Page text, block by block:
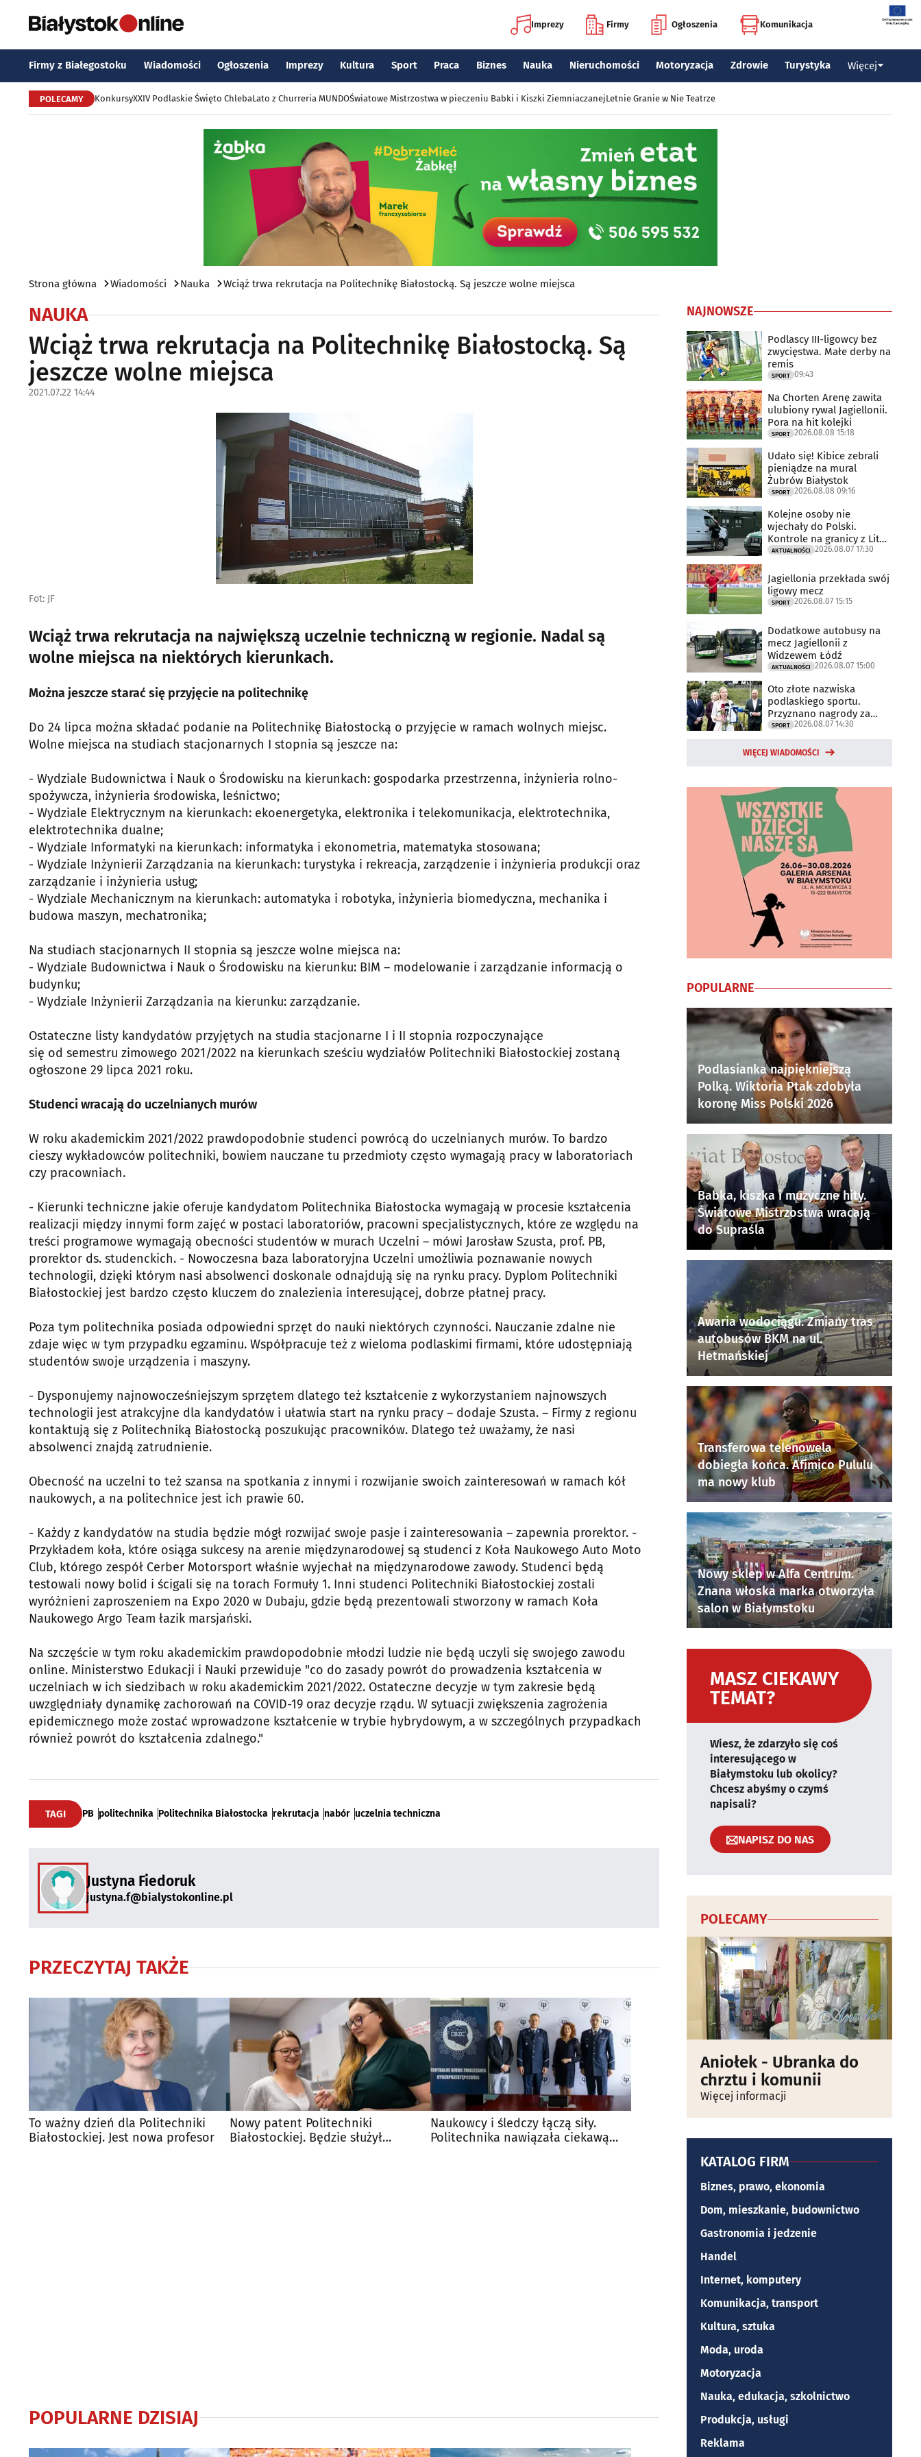
Imprezy Firmy Ogłoszenia Komunikacja
Firmy z Białegostoku Wiadomości Ogłoszenia Imprezy Kultura Sport Praca Biznes Nauka Nieruchomości Motoryzacja Zdrowie Turystyka Więcej
POLECAMY KonkursyXXIV Podlaskie Święto ChlebaLato z Churreria MUNDOŚwiatowe Mistrzostwa w pieczeniu Babki i Kiszki ZiemniaczanejLetnie Granie w Nie Teatrze
Strona główna Wiadomości Nauka Wciąż trwa rekrutacja na Politechnikę Białostocką. Są jeszcze wolne miejsca
NAUKA
Wciąż trwa rekrutacja na Politechnikę Białostocką. Są
jeszcze wolne miejsca
2021.07.22 14:44
Fot: JF
Wciąż trwa rekrutacja na największą uczelnie techniczną w regionie. Nadal są
wolne miejsca na niektórych kierunkach.
Można jeszcze starać się przyjęcie na politechnikę
Do 24 lipca można składać podanie na Politechnikę Białostocką o przyjęcie w ramach wolnych miejsc.
Wolne miejsca na studiach stacjonarnych I stopnia są jeszcze na:
- Wydziale Budownictwa i Nauk o Środowisku na kierunkach: gospodarka przestrzenna, inżynieria rolno-
spożywcza, inżynieria środowiska, leśnictwo;
- Wydziale Elektrycznym na kierunkach: ekoenergetyka, elektronika i telekomunikacja, elektrotechnika,
elektrotechnika dualne;
- Wydziale Informatyki na kierunkach: informatyka i ekonometria, matematyka stosowana;
- Wydziale Inżynierii Zarządzania na kierunkach: turystyka i rekreacja, zarządzenie i inżynieria produkcji oraz
zarządzanie i inżynieria usług;
- Wydziale Mechanicznym na kierunkach: automatyka i robotyka, inżynieria biomedyczna, mechanika i
budowa maszyn, mechatronika;
Na studiach stacjonarnych II stopnia są jeszcze wolne miejsca na:
- Wydziale Budownictwa i Nauk o Środowisku na kierunku: BIM – modelowanie i zarządzanie informacją o
budynku;
- Wydziale Inżynierii Zarządzania na kierunku: zarządzanie.
Ostateczne listy kandydatów przyjętych na studia stacjonarne I i II stopnia rozpoczynające
się od semestru zimowego 2021/2022 na kierunkach sześciu wydziałów Politechniki Białostockiej zostaną
ogłoszone 29 lipca 2021 roku.
Studenci wracają do uczelnianych murów
W roku akademickim 2021/2022 prawdopodobnie studenci powrócą do uczelnianych murów. To bardzo
cieszy wykładowców politechniki, bowiem nauczane tu przedmioty często wymagają pracy w laboratoriach
czy pracowniach.
- Kierunki techniczne jakie oferuje kandydatom Politechnika Białostocka wymagają w procesie kształcenia
realizacji między innymi form zajęć w postaci laboratoriów, pracowni specjalistycznych, które ze względu na
treści programowe wymagają obecności studentów w murach Uczelni – mówi Jarosław Szusta, prof. PB,
prorektor ds. studenckich. - Nowoczesna baza laboratoryjna Uczelni umożliwia poznawanie nowych
technologii, dzięki którym nasi absolwenci doskonale odnajdują się na rynku pracy. Dyplom Politechniki
Białostockiej jest bardzo często kluczem do znalezienia interesującej, dobrze płatnej pracy.
Poza tym politechnika posiada odpowiedni sprzęt do nauki niektórych czynności. Nauczanie zdalne nie
zdaje więc w tym przypadku egzaminu. Współpracuje też z wieloma podlaskimi firmami, które udostępniają
studentów swoje urządzenia i maszyny.
- Dysponujemy najnowocześniejszym sprzętem dlatego też kształcenie z wykorzystaniem najnowszych
technologii jest atrakcyjne dla kandydatów i ułatwia start na rynku pracy – dodaje Szusta. – Firmy z regionu
kontaktują się z Politechniką Białostocką poszukując pracowników. Dlatego też uważamy, że nasi
absolwenci znajdą zatrudnienie.
Obecność na uczelni to też szansa na spotkania z innymi i rozwijanie swoich zainteresowań w ramach kół
naukowych, a na politechnice jest ich prawie 60.
- Każdy z kandydatów na studia będzie mógł rozwijać swoje pasje i zainteresowania – zapewnia prorektor. -
Przykładem koła, które osiąga sukcesy na arenie międzynarodowej są studenci z Koła Naukowego Auto Moto
Club, którego zespół Cerber Motorsport właśnie wyjechał na międzynarodowe zawody. Studenci będą
testowali nowy bolid i ścigali się na torach Formuły 1. Inni studenci Politechniki Białostockiej zostali
wyróżnieni zaproszeniem na Expo 2020 w Dubaju, gdzie będą prezentowali stworzony w ramach Koła
Naukowego Argo Team łazik marsjański.
Na szczęście w tym roku akademickim prawdopodobnie młodzi ludzie nie będą uczyli się swojego zawodu
online. Ministerstwo Edukacji i Nauki przewiduje "co do zasady powrót do prowadzenia kształcenia w
uczelniach w ich siedzibach w roku akademickim 2021/2022. Ostateczne decyzje w tym zakresie będą
uwzględniały dynamikę zachorowań na COVID-19 oraz decyzje rządu. W sytuacji zwiększenia zagrożenia
epidemicznego może zostać wprowadzone kształcenie w trybie hybrydowym, a w szczególnych przypadkach
również powrót do kształcenia zdalnego."
TAGI PB politechnika Politechnika Białostocka rekrutacja nabór uczelnia techniczna
Justyna Fiedoruk
justyna.f@bialystokonline.pl
PRZECZYTAJ TAKŻE
To ważny dzień dla Politechniki
Białostockiej. Jest nowa profesor
Nowy patent Politechniki
Białostockiej. Będzie służył
Naukowcy i śledczy łączą siły.
Politechnika nawiązała ciekawą
POPULARNE DZISIAJ
NAJNOWSZE
Podlascy III-ligowcy bez
zwycięstwa. Małe derby na
remis
SPORT 09:43
Na Chorten Arenę zawita
ulubiony rywal Jagiellonii.
Pora na hit kolejki
SPORT 2026.08.08 15:18
Udało się! Kibice zebrali
pieniądze na mural
Żubrów Białystok
SPORT 2026.08.08 09:16
Kolejne osoby nie
wjechały do Polski.
Kontrole na granicy z Litwą
trwają
AKTUALNOŚCI 2026.08.07 17:30
Jagiellonia przekłada swój
ligowy mecz
SPORT 2026.08.07 15:15
Dodatkowe autobusy na
mecz Jagiellonii z
Widzewem Łódź
AKTUALNOŚCI 2026.08.07 15:00
Oto złote nazwiska
podlaskiego sportu.
Przyznano nagrody za
2025 rok
SPORT 2026.08.07 14:30
WIĘCEJ WIADOMOŚCI
POPULARNE
Podlasianka najpiękniejszą
Polką. Wiktoria Ptak zdobyła
koronę Miss Polski 2026
Babka, kiszka i muzyczne hity.
Światowe Mistrzostwa wracają
do Supraśla
Awaria wodociągu. Zmiany tras
autobusów BKM na ul.
Hetmańskiej
Transferowa telenowela
dobiegła końca. Afimico Pululu
ma nowy klub
Nowy sklep w Alfa Centrum.
Znana włoska marka otworzyła
salon w Białymstoku
MASZ CIEKAWY
TEMAT?
Wiesz, że zdarzyło się coś
interesującego w
Białymstoku lub okolicy?
Chcesz abyśmy o czymś
napisali?
NAPISZ DO NAS
POLECAMY
Aniołek - Ubranka do
chrztu i komunii
Więcej informacji
KATALOG FIRM
Biznes, prawo, ekonomia
Dom, mieszkanie, budownictwo
Gastronomia i jedzenie
Handel
Internet, komputery
Komunikacja, transport
Kultura, sztuka
Moda, uroda
Motoryzacja
Nauka, edukacja, szkolnictwo
Produkcja, usługi
Reklama